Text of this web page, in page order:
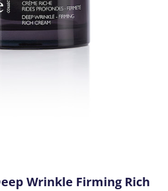
Wrinkle Firming Rich